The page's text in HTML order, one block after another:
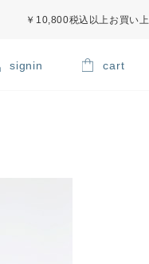
￥10,800税込以上お買い
signin cart